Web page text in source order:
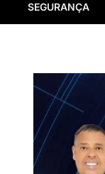
SEGURANÇA